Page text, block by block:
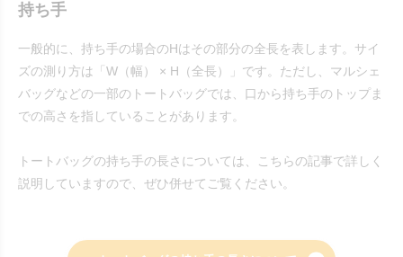
持ち手
一般的に、持ち手の場合のHはその部分の全長を表します。サイ
ズの測り方は「W（幅） × H（全長）」です。ただし、マルシェ
バッグなどの一部のトートバッグでは、口から持ち手のトップま
での高さを指していることがあります。
トートバッグの持ち手の長さについては、こちらの記事で詳しく
説明していますので、ぜひ併せてご覧ください。